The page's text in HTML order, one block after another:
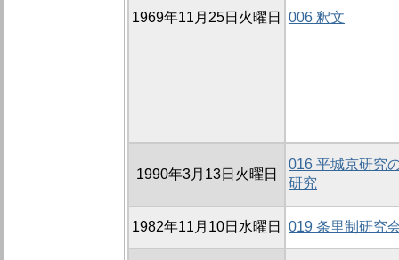
1969年11月25日火曜日 006 釈文
1990年3月13日火曜日
016 平城京研究
研究
1982年11月10日水曜日 019 条里制研究